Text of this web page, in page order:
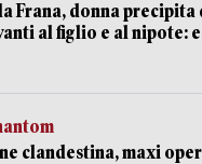
Frana, donna
al figlio e al nipote:
clandestina, maxi